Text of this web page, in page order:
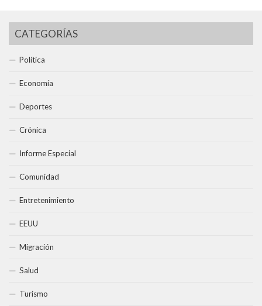
CATEGORÍAS
Política
Economía
Deportes
Crónica
Informe Especial
Comunidad
Entretenimiento
EEUU
Migración
Salud
Turismo